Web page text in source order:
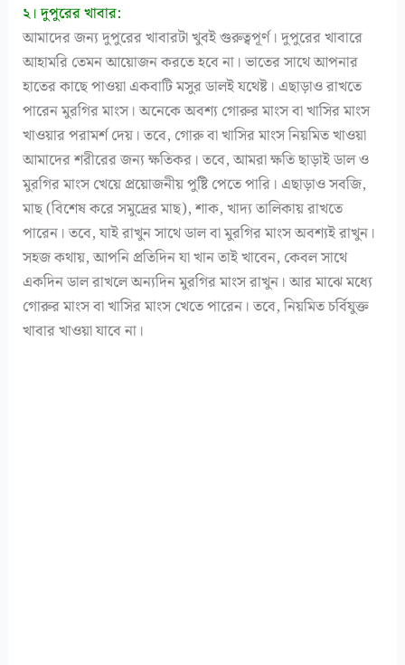
২। দুপুরের খাবার:
আমাদের জন্য দুপুরের খাবারটা খুবই গুরুত্বপূর্ণ। দুপুরের খাবারে
আহামরি তেমন আয়োজন করতে হবে না। ভাতের সাথে আপনার
হাতের কাছে পাওয়া একবাটি মসুর ডালই যথেষ্ট। এছাড়াও রাখতে
পারেন মুরগির মাংস। অনেকে অবশ্য গোরুর মাংস বা খাসির মাংস
খাওয়ার পরামর্শ দেয়। তবে, গোরু বা খাসির মাংস নিয়মিত খাওয়া
আমাদের শরীরের জন্য ক্ষতিকর। তবে, আমরা ক্ষতি ছাড়াই ডাল ও
মুরগির মাংস খেয়ে প্রয়োজনীয় পুষ্টি পেতে পারি। এছাড়াও সবজি,
মাছ (বিশেষ করে সমুদ্রের মাছ), শাক, খাদ্য তালিকায় রাখতে
পারেন। তবে, যাই রাখুন সাথে ডাল বা মুরগির মাংস অবশ্যই রাখুন।
সহজ কথায়, আপনি প্রতিদিন যা খান তাই খাবেন, কেবল সাথে
একদিন ডাল রাখলে অন্যদিন মুরগির মাংস রাখুন। আর মাঝে মধ্যে
গোরুর মাংস বা খাসির মাংস খেতে পারেন। তবে, নিয়মিত চর্বিযুক্ত
খাবার খাওয়া যাবে না।